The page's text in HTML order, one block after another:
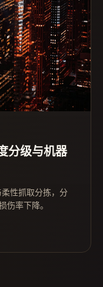
分级与机器
性抓取分拣，分
伤率下降。